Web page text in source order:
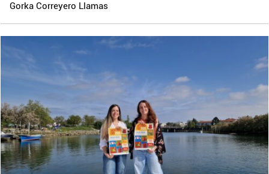
Gorka Correyero Llamas